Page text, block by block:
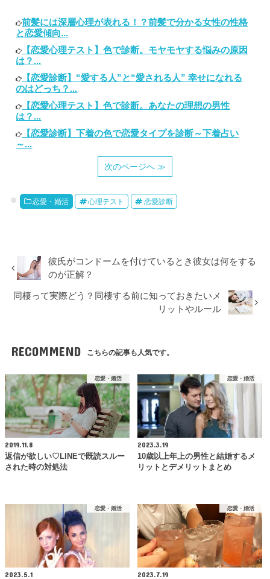
前髪には深層心理が表れる！？前髪で分かる女性の性格
と恋愛傾向...
【恋愛心理テスト】色で診断。モヤモヤする悩みの原因
は？...
【恋愛診断】“愛する人”と“愛される人” 幸せになれる
のはどっち？...
【恋愛心理テスト】色で診断。あなたの理想の男性
は？...
【恋愛診断】下着の色で恋愛タイプを診断～下着占い
～...
次のページへ ≫
恋愛・婚活 心理テスト 恋愛診断
彼氏がコンドームを付けているとき彼女は何をする
のが正解？
同棲って実際どう？同棲する前に知っておきたいメ
リットやルール
RECOMMEND こちらの記事も人気です。
恋愛・婚活
2019.11.8
返信が欲しい♡LINEで既読スルー
された時の対処法
恋愛・婚活
2023.3.19
10歳以上年上の男性と結婚するメ
リットとデメリットまとめ
恋愛・婚活
2023.5.1
恋愛・婚活
2023.7.19